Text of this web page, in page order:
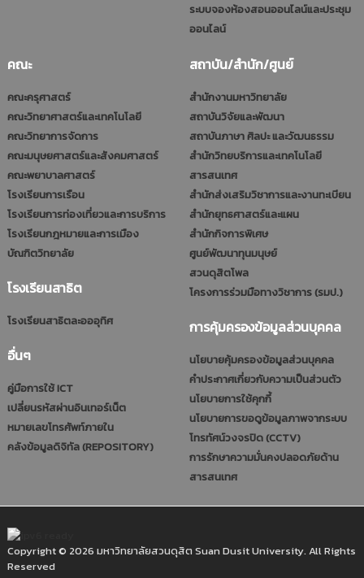
ระบบจองห้องสอนออนไลน์และประชุม
ออนไลน์
คณะ
คณะครุศาสตร์
คณะวิทยาศาสตร์และเทคโนโลยี
คณะวิทยาการจัดการ
คณะมนุษยศาสตร์และสังคมศาสตร์
คณะพยาบาลศาสตร์
โรงเรียนการเรือน
โรงเรียนการท่องเที่ยวและการบริการ
โรงเรียนกฎหมายและการเมือง
บัณฑิตวิทยาลัย
โรงเรียนสาธิต
โรงเรียนสาธิตละอออุทิศ
อื่นๆ
คู่มือการใช้ ICT
เปลี่ยนรหัสผ่านอินเทอร์เน็ต
หมายเลขโทรศัพท์ภายใน
คลังข้อมูลดิจิทัล (REPOSITORY)
สถาบัน/สำนัก/ศูนย์
สำนักงานมหาวิทยาลัย
สถาบันวิจัยและพัฒนา
สถาบันภาษา ศิลปะ และวัฒนธรรม
สำนักวิทยบริการและเทคโนโลยี
สารสนเทศ
สำนักส่งเสริมวิชาการและงานทะเบียน
สำนักยุทธศาสตร์และแผน
สำนักกิจการพิเศษ
ศูนย์พัฒนาทุนมนุษย์
สวนดุสิตโพล
โครงการร่วมมือทางวิชาการ (รมป.)
การคุ้มครองข้อมูลส่วนบุคคล
นโยบายคุ้มครองข้อมูลส่วนบุคคล
คำประกาศเกี่ยวกับความเป็นส่วนตัว
นโยบายการใช้คุกกี้
นโยบายการขอดูข้อมูลภาพจากระบบ
โทรทัศน์วงจรปิด (CCTV)
การรักษาความมั่นคงปลอดภัยด้าน
สารสนเทศ
Copyright © 2026 มหาวิทยาลัยสวนดุสิต Suan Dusit University. All Rights
Reserved